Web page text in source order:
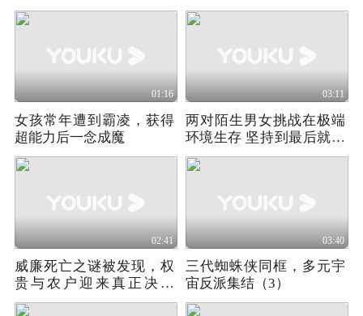
01:16
女孩常年遭到霸凌，获得
超能力后一念成魔
03:11
两对陌生男女挑战在极端
环境生存 坚持到最后就能
赢得10万美金
02:41
威廉死亡之谜被发现，权
贵与农户迎来真正决战
《弃徒》07
03:40
三代蜘蛛侠同框，多元宇
宙反派集结（3）